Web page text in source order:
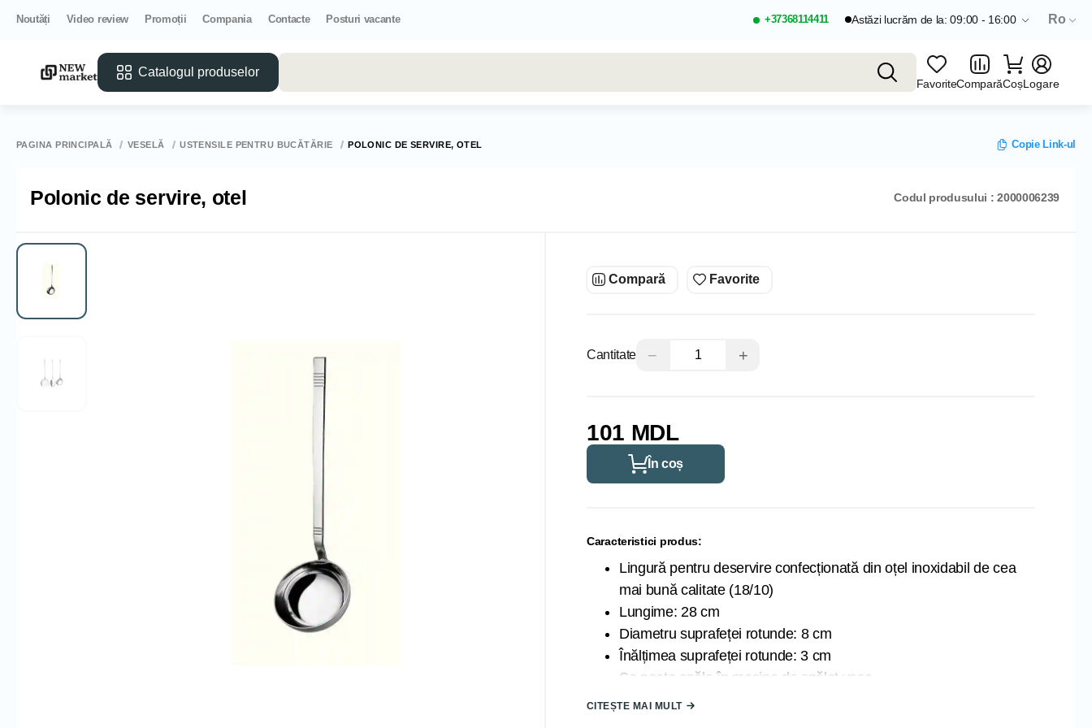
Noutăți Video review Promoții Compania Contacte Posturi vacante +37368114411 Astăzi lucrăm de la: 09:00 - 16:00 Ro
Catalogul produselor
FavoriteComparăCoșLogare
PAGINA PRINCIPALĂ VESELĂ USTENSILE PENTRU BUCĂTĂRIE POLONIC DE SERVIRE, OTEL Copie Link-ul
Polonic de servire, otel Codul produsului : 2000006239
Compară Favorite
Cantitate − +
101 MDL
În coș
Caracteristici produs:
Lingură pentru deservire confecționată din oțel inoxidabil de cea
mai bună calitate (18/10)
Lungime: 28 cm
Diametru suprafeței rotunde: 8 cm
Înălțimea suprafeței rotunde: 3 cm
Se poate spăla în mașina de spălat vase
Dispune de gaură pentru agățare
CITEȘTE MAI MULT